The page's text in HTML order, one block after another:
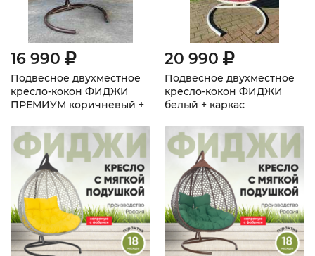
16 990
Подвесное двухместное
кресло-кокон ФИДЖИ
ПРЕМИУМ коричневый +
20 990
Подвесное двухместное
кресло-кокон ФИДЖИ
белый + каркас